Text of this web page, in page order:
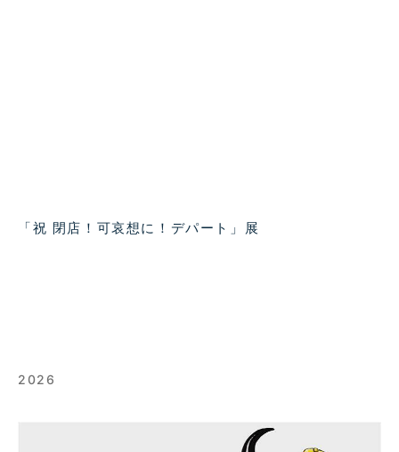
「祝 閉店！可哀想に！デパート」展
2026